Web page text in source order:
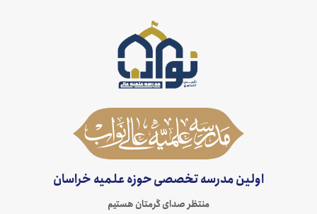
اولین مدرسه تخصصی حوزه علمیه خراسان
منتظر صدای گرمتان هستیم